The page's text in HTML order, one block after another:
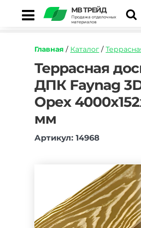
МВ ТРЕЙД
Продажа отделочных
материалов
Главная / Каталог /
https://mvtrade.ru/
doska-
iz-
dpk-
faynag-
3d-
oreh-
mm.jpg
Террасная
ДПК Faynag
Орех
мм
Артикул: 14968